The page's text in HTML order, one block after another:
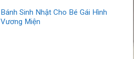
Bánh Sinh Nhật Cho Bé Gái Hình
Vương Miện